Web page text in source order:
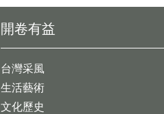
開卷有益
台灣采風
生活藝術
文化歷史